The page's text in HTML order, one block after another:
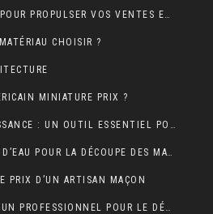
5 STRATÉGIES EFFICACES POUR PROPULSER VOS VENTES EN LIGNE
CHOISIR ?
MINIATURE PRIX ?
JUMELLES DE FORTE PUISSANCE : UN OUTIL ESSENTIEL POUR LE CAMPING
LA TECHNOLOGIE DU JET D’EAU POUR LA DÉCOUPE DES MATÉRIAUX SOLIDES
PRIX D’UN ARTISAN MAÇON
POURQUOI FAIRE APPEL À UN PROFESSIONNEL POUR LE DÉBOUCHAGE TOILETTE YVELINES ?